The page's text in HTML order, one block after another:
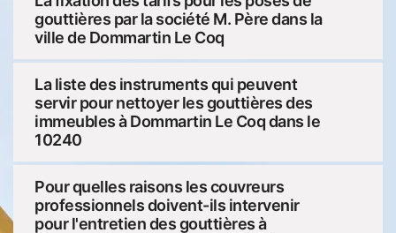
gouttières par la société M. Père dans la
ville de Dommartin Le Coq
La liste des instruments qui peuvent
servir pour nettoyer les gouttières des
immeubles à Dommartin Le Coq dans le
10240
Pour quelles raisons les couvreurs
professionnels doivent-ils intervenir
pour l'entretien des gouttières à